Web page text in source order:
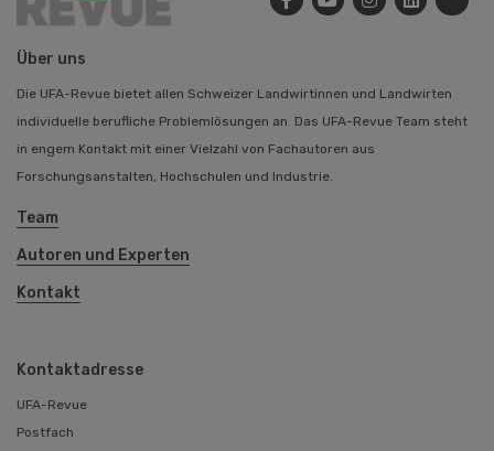
Über uns
Die UFA-Revue bietet allen Schweizer Landwirtinnen und Landwirten
individuelle berufliche Problemlösungen an. Das UFA-Revue Team steht
in engem Kontakt mit einer Vielzahl von Fachautoren aus
Forschungsanstalten, Hochschulen und Industrie.
Team
Autoren und Experten
Kontakt
Kontaktadresse
UFA-Revue
Postfach